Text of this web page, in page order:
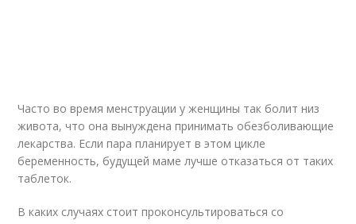
Часто во время менструации у женщины так болит низ
живота, что она вынуждена принимать обезболивающие
лекарства. Если пара планирует в этом цикле
беременность, будущей маме лучше отказаться от таких
таблеток.
В каких случаях стоит проконсультироваться со